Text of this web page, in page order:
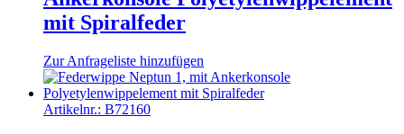
mit Spiralfeder
Zur Anfrageliste hinzufügen
Artikelnr.: B72160